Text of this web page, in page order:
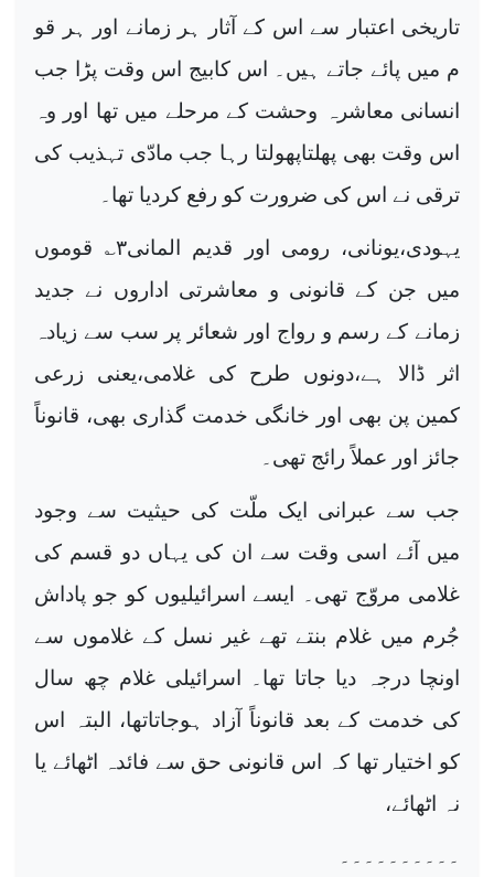
تاریخی اعتبار سے اس کے آثار ہر زمانے اور ہر قو
م میں پائے جاتے ہیں۔ اس کابیج اس وقت پڑا جب
انسانی معاشرہ وحشت کے مرحلے میں تھا اور وہ
اس وقت بھی پھلتاپھولتا رہا جب مادّی تہذیب کی
ترقی نے اس کی ضرورت کو رفع کردیا تھا۔
یہودی،یونانی، رومی اور قدیم المانی۳؎ قوموں
میں جن کے قانونی و معاشرتی اداروں نے جدید
زمانے کے رسم و رواج اور شعائر پر سب سے زیادہ
اثر ڈالا ہے،دونوں طرح کی غلامی،یعنی زرعی
کمین پن بھی اور خانگی خدمت گذاری بھی، قانوناً
جائز اور عملاً رائج تھی۔
جب سے عبرانی ایک ملّت کی حیثیت سے وجود
میں آئے اسی وقت سے ان کی یہاں دو قسم کی
غلامی مروّج تھی۔ ایسے اسرائیلیوں کو جو پاداش
جُرم میں غلام بنتے تھے غیر نسل کے غلاموں سے
اونچا درجہ دیا جاتا تھا۔ اسرائیلی غلام چھ سال
کی خدمت کے بعد قانوناً آزاد ہوجاتاتھا، البتہ اس
کو اختیار تھا کہ اس قانونی حق سے فائدہ اٹھائے یا
نہ اٹھائے،
۔۔۔۔۔۔۔۔۔۔